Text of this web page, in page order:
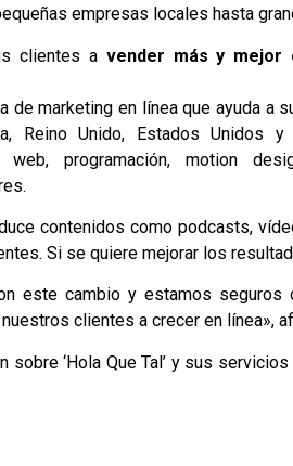
empresas locales hasta
clientes avender más y mejor
de marketing en línea que ayuda
Reino Unido, Estados Unidos
programación, motion
contenidos como podcasts,
Si se quiere mejorar los
este cambio y estamos
clientes a crecer en línea»,
sobre ‘Hola Que Tal’ y sus